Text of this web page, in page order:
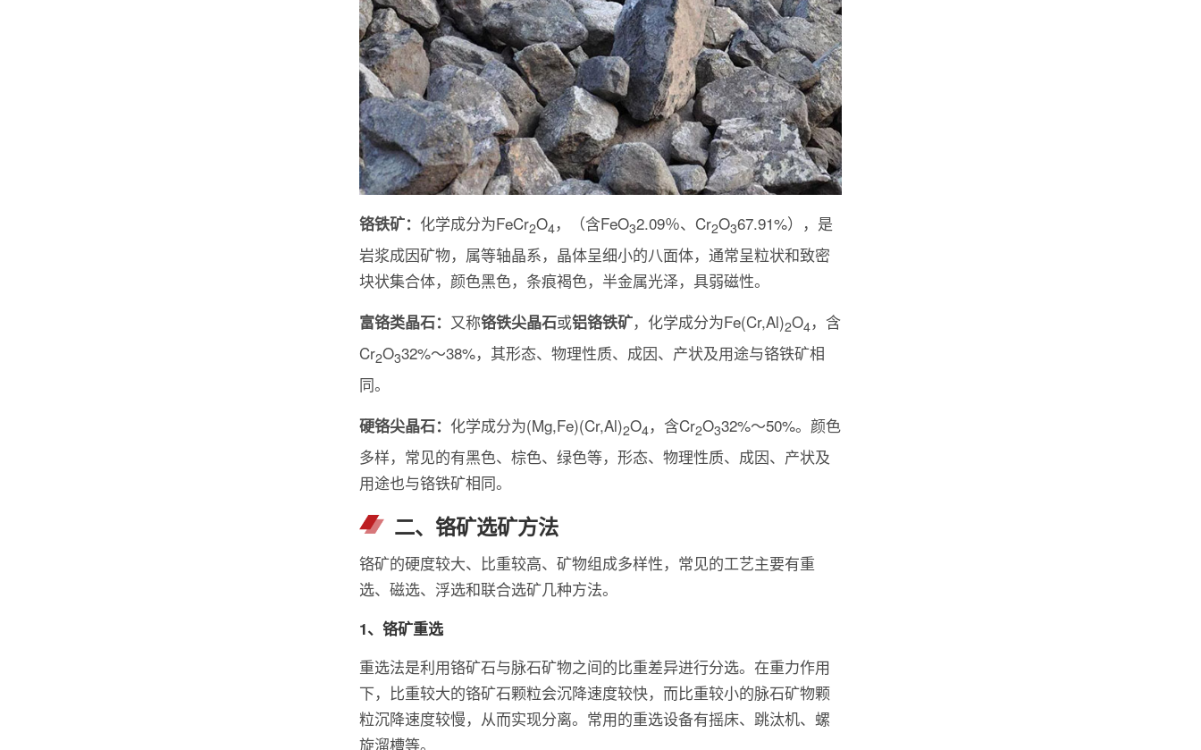
铬铁矿： 化学成分为FeCr2O4，（含FeO32.09％、Cr2O367.91%），是
岩浆成因矿物，属等轴晶系，晶体呈细小的八面体，通常呈粒状和致密
块状集合体，颜色黑色，条痕褐色，半金属光泽，具弱磁性。
富铬类晶石： 又称铬铁尖晶石或铝铬铁矿，化学成分为Fe(Cr,Al)2O4，含
Cr2O332%～38%，其形态、物理性质、成因、产状及用途与铬铁矿相
同。
硬铬尖晶石： 化学成分为(Mg,Fe)(Cr,Al)2O4，含Cr2O332%～50%。颜色
多样，常见的有黑色、棕色、绿色等，形态、物理性质、成因、产状及
用途也与铬铁矿相同。
二、铬矿选矿方法
铬矿的硬度较大、比重较高、矿物组成多样性，常见的工艺主要有重
选、磁选、浮选和联合选矿几种方法。
1、铬矿重选
重选法是利用铬矿石与脉石矿物之间的比重差异进行分选。在重力作用
下，比重较大的铬矿石颗粒会沉降速度较快，而比重较小的脉石矿物颗
粒沉降速度较慢，从而实现分离。常用的重选设备有摇床、跳汰机、螺
旋溜槽等。